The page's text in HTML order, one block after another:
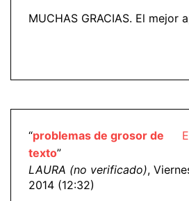
MUCHAS GRACIAS. El mejor
“problemas de grosor de
texto”
LAURA (no verificado),
2014 (12:32)